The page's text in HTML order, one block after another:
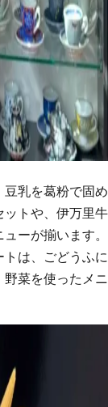
乳を葛粉で固め
ットや、伊万里牛
ーが揃います。
は、ごどうふに
菜を使ったメニ